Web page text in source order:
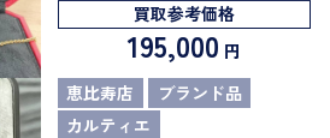
買取参考価格
195,000 円
恵比寿店
ブランド品
カルティエ